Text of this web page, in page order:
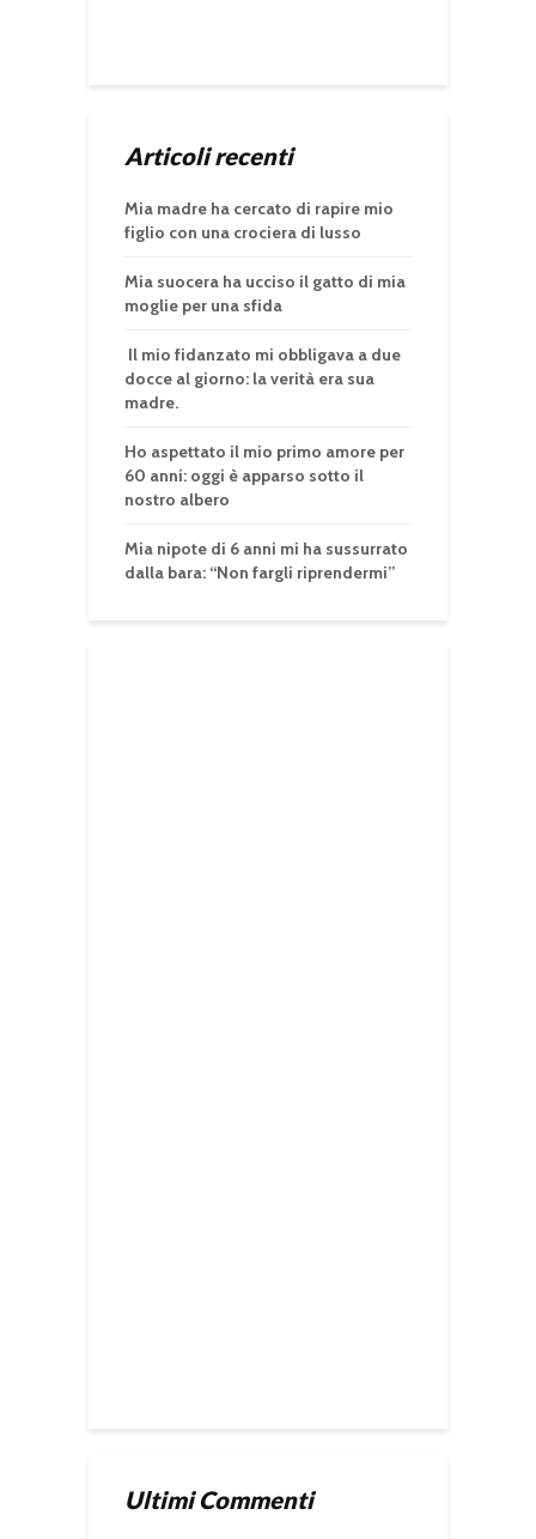
Articoli recenti
Mia madre ha cercato di rapire mio
figlio con una crociera di lusso
Mia suocera ha ucciso il gatto di mia
moglie per una sfida
Il mio fidanzato mi obbligava a due
docce al giorno: la verità era sua
madre.
Ho aspettato il mio primo amore per
60 anni: oggi è apparso sotto il
nostro albero
Mia nipote di 6 anni mi ha sussurrato
dalla bara: “Non fargli riprendermi”
Ultimi Commenti